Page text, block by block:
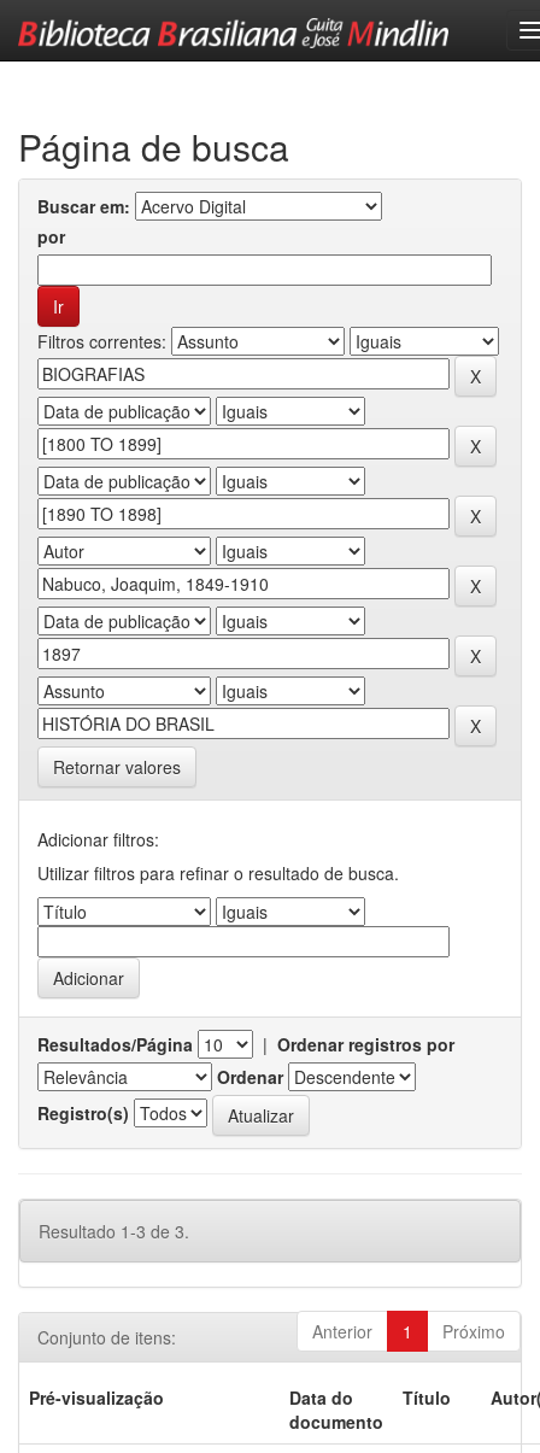
Página de busca
Buscar em:
por
Filtros correntes:
Retornar valores
Adicionar filtros:
Utilizar filtros para refinar o resultado de busca.
Resultados/Página | Ordenar registros por
Ordenar
Registro(s)
Resultado 1-3 de 3.
Anterior 1 Próximo
Conjunto de itens:
Pré-visualização
Data do
documento
Título